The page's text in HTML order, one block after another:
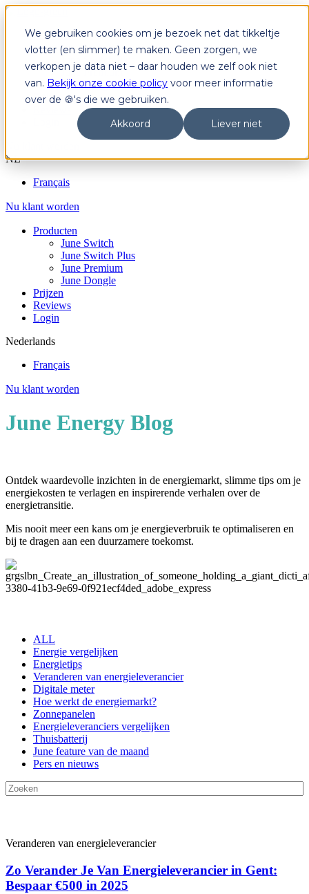
We gebruiken cookies om je bezoek net dat tikkeltje
vlotter (en slimmer) te maken. Geen zorgen, we
verkopen je data niet – daar houden we zelf ook niet
van. Bekijk onze cookie policy voor meer informatie
over de 🍪's die we gebruiken.
Akkoord
Liever niet
Producten
June Switch
June Switch Plus
June Premium
June Dongle
Prijzen
NL
Français
Nu klant worden
Producten
June Switch
June Switch Plus
June Premium
June Dongle
Prijzen
Reviews
Login
Nederlands
Français
Nu klant worden
June Energy Blog
Ontdek waardevolle inzichten in de energiemarkt, slimme tips om je
energiekosten te verlagen en inspirerende verhalen over de
energietransitie.
Mis nooit meer een kans om je energieverbruik te optimaliseren en
bij te dragen aan een duurzamere toekomst.
ALL
Energie vergelijken
Energietips
Veranderen van energieleverancier
Digitale meter
Hoe werkt de energiemarkt?
Zonnepanelen
Energieleveranciers vergelijken
Thuisbatterij
June feature van de maand
Pers en nieuws
Veranderen van energieleverancier
Zo Verander Je Van Energieleverancier in Gent:
Bespaar €500 in 2025